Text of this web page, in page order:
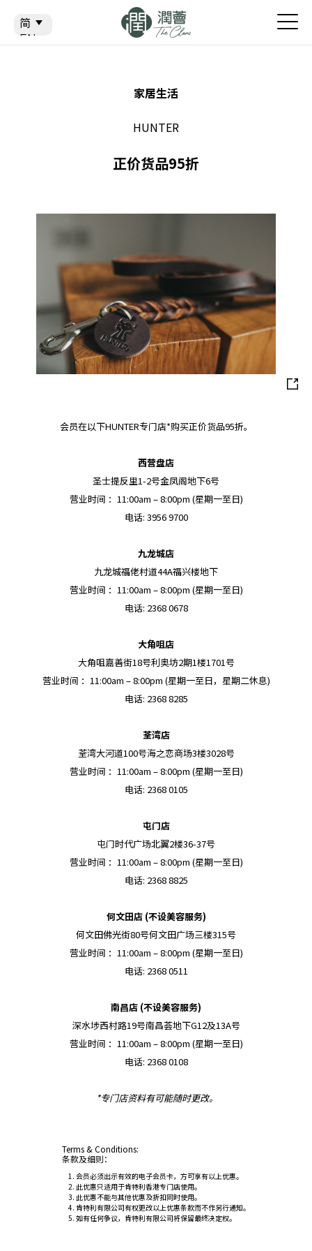
简
EN
简
登入
首次登录
家居生活
HUNTER
正价货品95折
会员在以下HUNTER专门店*购买正价货品95折。
西营盘店
圣士提反里1-2号金凤阁地下6号
营业时间 ：11:00am – 8:00pm (星期一至日)
电话: 3956 9700
九龙城店
九龙城福佬村道44A福兴楼地下
营业时间 ：11:00am – 8:00pm (星期一至日)
电话: 2368 0678
大角咀店
大角咀嘉善街18号利奥坊2期1楼1701号
营业时间 ：11:00am – 8:00pm (星期一至日，星期二休息)
电话: 2368 8285
荃湾店
荃湾大河道100号海之恋商场3楼3028号
营业时间 ：11:00am – 8:00pm (星期一至日)
电话: 2368 0105
屯门店
屯门时代广场北翼2楼36-37号
营业时间 ：11:00am – 8:00pm (星期一至日)
电话: 2368 8825
何文田店 (不设美容服务)
何文田佛光街80号何文田广场三楼315号
营业时间 ：11:00am – 8:00pm (星期一至日)
电话: 2368 0511
南昌店 (不设美容服务)
深水埗西村路19号南昌荟地下G12及13A号
营业时间 ：11:00am – 8:00pm (星期一至日)
电话: 2368 0108
*专门店资料有可能随时更改。
Terms & Conditions:
条款及细则：
会员必须出示有效的电子会员卡，方可享有以上优惠。
此优惠只适用于肯特利香港专门店使用。
此优惠不能与其他优惠及折扣同时使用。
肯特利有限公司有权更改以上优惠条款而不作另行通知。
如有任何争议，肯特利有限公司将保留最终决定权。